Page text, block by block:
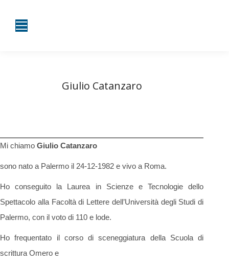
Giulio Catanzaro
Mi chiamo Giulio Catanzaro
sono nato a Palermo il 24-12-1982 e vivo a Roma.
Ho conseguito la Laurea in Scienze e Tecnologie dello
Spettacolo alla Facoltà di Lettere dell’Università degli Studi di
Palermo, con il voto di 110 e lode.
Ho frequentato il corso di sceneggiatura della Scuola di
scrittura Omero e